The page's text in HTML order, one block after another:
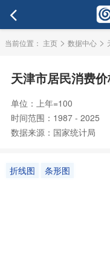
当前位置： 主页 > 数据中心 >
天津市居民消费
单位：上年=100
时间范围：1987 - 2025
数据来源：国家统计局
折线图 条形图